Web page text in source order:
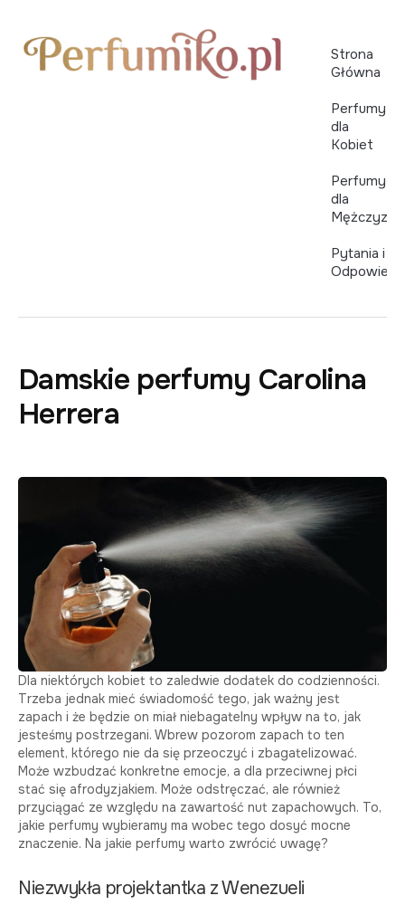
Strona
Główna
Perfumy
dla
Kobiet
Perfumy
dla
Mężczyzn
Pytania i
Damskie perfumy Carolina
Herrera
Dla niektórych kobiet to zaledwie dodatek do codzienności.
Trzeba jednak mieć świadomość tego, jak ważny jest
zapach i że będzie on miał niebagatelny wpływ na to, jak
jesteśmy postrzegani. Wbrew pozorom zapach to ten
element, którego nie da się przeoczyć i zbagatelizować.
Może wzbudzać konkretne emocje, a dla przeciwnej płci
stać się afrodyzjakiem. Może odstręczać, ale również
przyciągać ze względu na zawartość nut zapachowych. To,
jakie perfumy wybieramy ma wobec tego dosyć mocne
znaczenie. Na jakie perfumy warto zwrócić uwagę?
Niezwykła projektantka z Wenezueli